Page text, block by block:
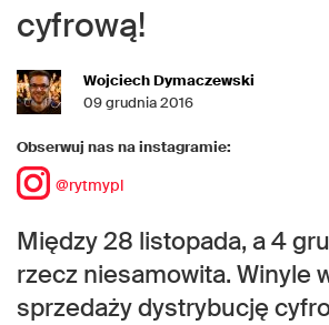
cyfrową!
Wojciech Dymaczewski
09 grudnia 2016
Obserwuj nas na instagramie:
@rytmypl
Między 28 listopada, a 4
rzecz niesamowita. Winyle
sprzedaży dystrybucję